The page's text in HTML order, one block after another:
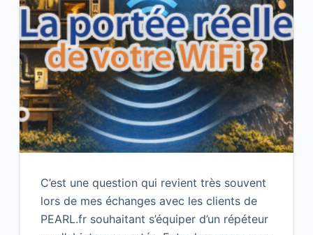
C’est une question qui revient très souvent
lors de mes échanges avec les clients de
PEARL.fr souhaitant s’équiper d’un répéteur